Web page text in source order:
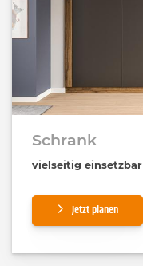
Schrank
vielseitig einsetzbar
Jetzt planen